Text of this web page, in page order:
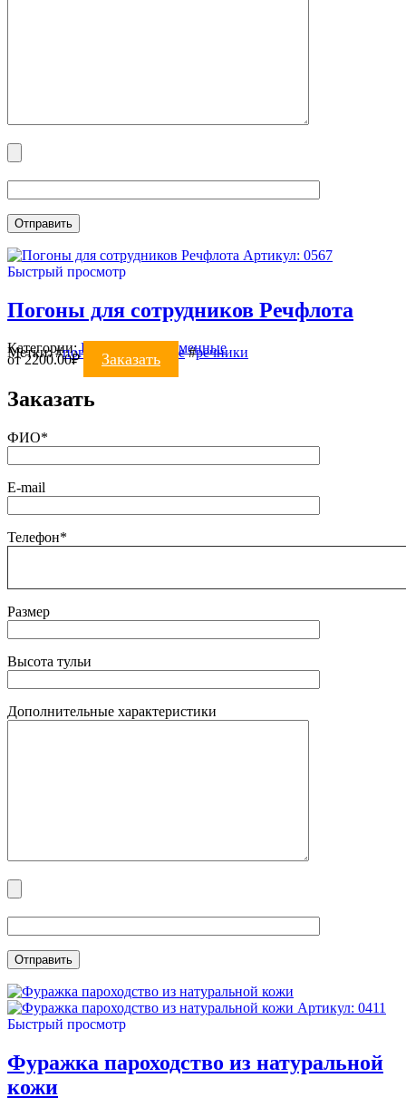
Артикул: 0567
Быстрый просмотр
Погоны для сотрудников Речфлота
Категории: ПОГОНЫ Форменные
Метки:#погоны форменные#речники
от2200.00₽ Заказать
Заказать
ФИО*
E-mail
Телефон*
Размер
Высота тульи
Дополнительные характеристики
Артикул: 0411
Быстрый просмотр
Фуражка пароходство из натуральной
кожи